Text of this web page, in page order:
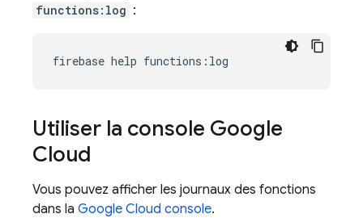
functions:log :
Utiliser la console Google
Cloud
Vous pouvez afficher les journaux des fonctions
dans la Google Cloud console.